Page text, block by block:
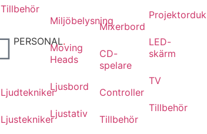
Tillbehör
PERSONAL.
Ljudtekniker
Ljustekniker
Miljöbelysning
Moving
Heads
Ljusbord
Ljustativ
Mixerbord
CD-
spelare
Controller
Tillbehör
Projektorduk
LED-
skärm
TV
Tillbehör